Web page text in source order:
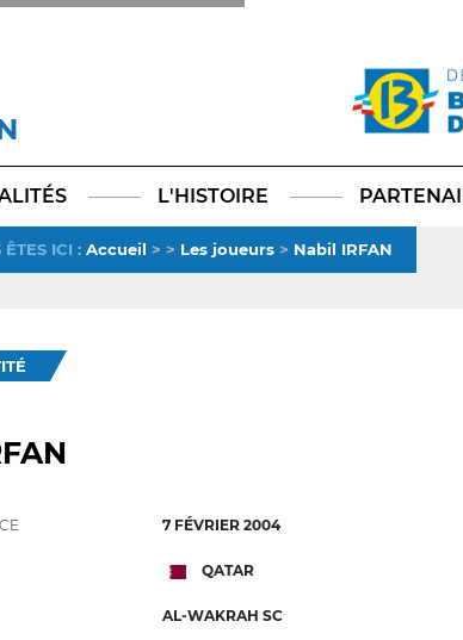
TikTokLinkedIn
X
L'HISTOIRE
ÊTES ICI : Accueil > > Les joueurs> Nabil IRFAN
7 FÉVRIER 2004
QATAR
AL-WAKRAH SC